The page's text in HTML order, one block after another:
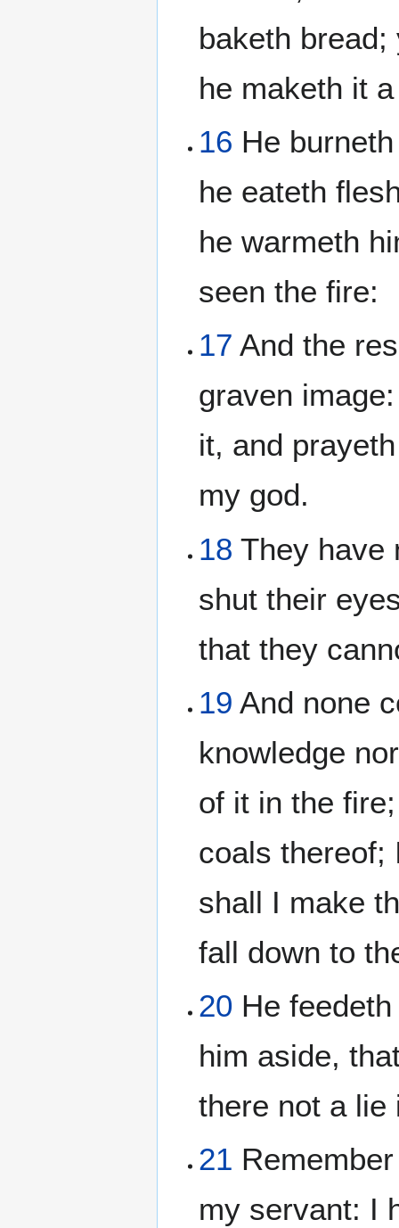
baketh
he maketh it
16 He
he eateth
he warmeth
seen the fire:
17 And the
graven
it, and
my god.
18 They have
shut their
that they
19 And none
knowledge
of it in the
coals thereof;
shall I make
fall down to
20 He
him aside,
there not a lie
21
my servant: I